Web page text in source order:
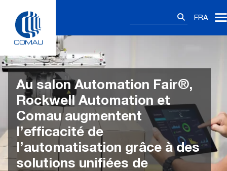
content
FRA
Au salon Automation Fair®,
Rockwell Automation et
Comau augmentent
l’efficacité de
l’automatisation grâce à des
solutions unifiées de